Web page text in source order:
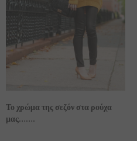
Το χρώμα της σεζόν στα ρούχα
μας…….